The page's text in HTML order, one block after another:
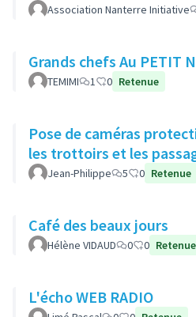
Association Nanterre Initiative
Grands chefs Au PETIT
TEMIMI 1 0 Retenue
Pose de caméras
les trottoirs et les
Jean-Philippe 5 0 Retenue
Café des beaux jours
Hélène VIDAUD 0 0 Retenue
L'écho WEB RADIO